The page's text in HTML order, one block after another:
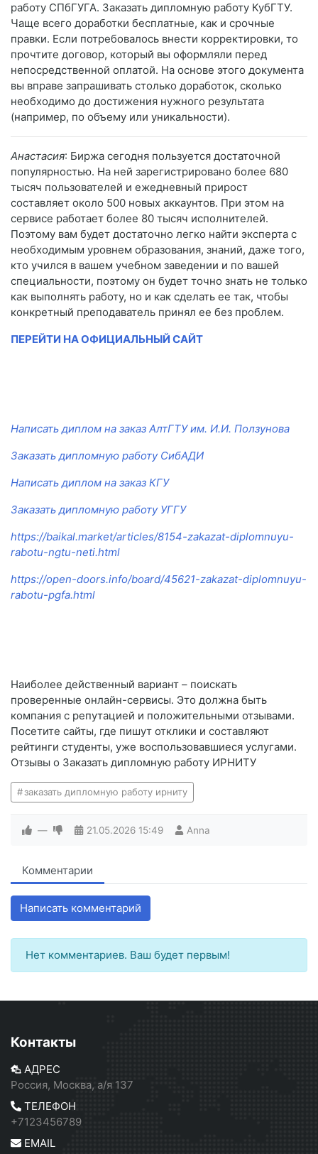
работу СПбГУГА. Заказать дипломную работу КубГТУ.
Чаще всего доработки бесплатные, как и срочные
правки. Если потребовалось внести корректировки, то
прочтите договор, который вы оформляли перед
непосредственной оплатой. На основе этого документа
вы вправе запрашивать столько доработок, сколько
необходимо до достижения нужного результата
(например, по объему или уникальности).
Анастасия: Биржа сегодня пользуется достаточной
популярностью. На ней зарегистрировано более 680
тысяч пользователей и ежедневный прирост
составляет около 500 новых аккаунтов. При этом на
сервисе работает более 80 тысяч исполнителей.
Поэтому вам будет достаточно легко найти эксперта с
необходимым уровнем образования, знаний, даже того,
кто учился в вашем учебном заведении и по вашей
специальности, поэтому он будет точно знать не только
как выполнять работу, но и как сделать ее так, чтобы
конкретный преподаватель принял ее без проблем.
ПЕРЕЙТИ НА ОФИЦИАЛЬНЫЙ САЙТ
Написать диплом на заказ АлтГТУ им. И.И. Ползунова
Заказать дипломную работу СибАДИ
Написать диплом на заказ КГУ
Заказать дипломную работу УГГУ
https://baikal.market/articles/8154-zakazat-diplomnuyu-
rabotu-ngtu-neti.html
https://open-doors.info/board/45621-zakazat-diplomnuyu-
rabotu-pgfa.html
Наиболее действенный вариант – поискать
проверенные онлайн-сервисы. Это должна быть
компания с репутацией и положительными отзывами.
Посетите сайты, где пишут отклики и составляют
рейтинги студенты, уже воспользовавшиеся услугами.
Отзывы о Заказать дипломную работу ИРНИТУ
заказать дипломную работу ирниту
— 21.05.2026 15:49 Anna
Комментарии
Написать комментарий
Нет комментариев. Ваш будет первым!
Контакты
АДРЕС
Россия, Москва, а/я 137
ТЕЛЕФОН
+7123456789
EMAIL